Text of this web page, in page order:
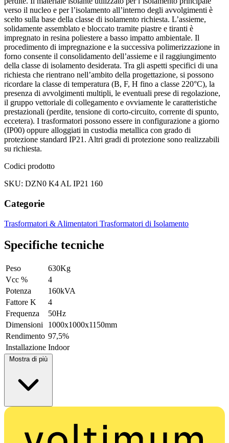
verso il nucleo e per l’isolamento all’interno degli avvolgimenti è
scelto sulla base della classe di isolamento richiesta. L’assieme,
solidamente assemblato e bloccato tramite piastre e tiranti è
impregnato in resina poliestere a basso impatto ambientale. Il
procedimento di impregnazione e la successiva polimerizzazione in
forno consente il consolidamento dell’assieme e il raggiungimento
della classe di isolamento desiderata. Tra gli aspetti specifici di una
richiesta che rientrano nell’ambito della progettazione, si possono
ricordare la classe di temperatura (B, F, H fino a classe 220°C), la
presenza di avvolgimenti multipli, le eventuali prese di regolazione,
il gruppo vettoriale di collegamento e ovviamente le caratteristiche
prestazionali (perdite, tensione di corto-circuito, corrente di spunto,
eccetera). I trasformatori possono essere in configurazione a giorno
(IP00) oppure alloggiati in custodia metallica con grado di
protezione standard IP21. Altri gradi di protezione sono realizzabili
su richiesta.
Codici prodotto
SKU: DZN0 K4 AL IP21 160
Categorie
Trasformatori & Alimentatori Trasformatori di Isolamento
Specifiche tecniche
Peso
630Kg
Vcc %
4
Potenza
160kVA
Fattore K
4
Frequenza
50Hz
Dimensioni
1000x1000x1150mm
Rendimento 97,5%
Installazione Indoor
Mostra di più